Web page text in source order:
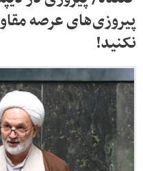
پیروزی‌های عرصه
نکنید!